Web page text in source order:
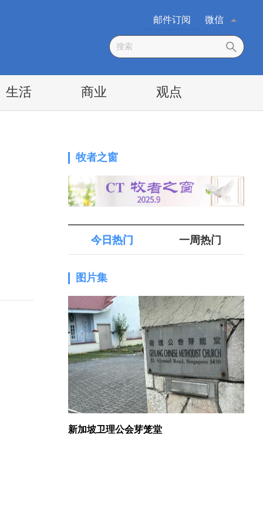
微信
邮件订阅
生活 商业 观点
牧者之窗
今日热门 一周热门
图片集
新加坡卫理公会芽笼堂